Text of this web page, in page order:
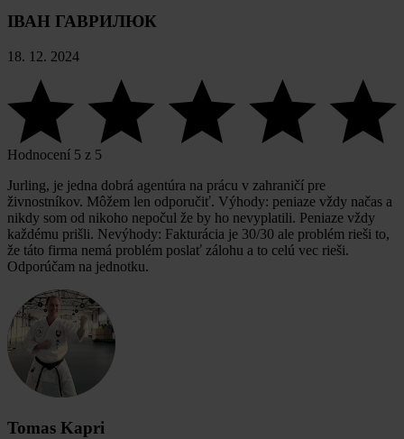
ІВАН ГАВРИЛЮК
18. 12. 2024
Hodnocení 5 z 5
Jurling, je jedna dobrá agentúra na prácu v zahraničí pre
živnostníkov. Môžem len odporučiť. Výhody: peniaze vždy načas a
nikdy som od nikoho nepočul že by ho nevyplatili. Peniaze vždy
každému prišli. Nevýhody: Fakturácia je 30/30 ale problém rieši to,
že táto firma nemá problém poslať zálohu a to celú vec rieši.
Odporúčam na jednotku.
Tomas Kapri